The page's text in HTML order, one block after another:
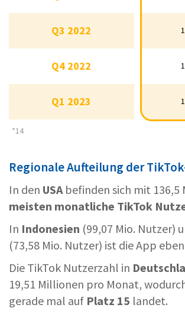
Q2 2022
Q3 2022
Q4 2022
Q3 2022
Q4 2022
Q1 2023
*14
Regionale Aufteilung der
In den USA befinden sich mit 136,5
meisten monatliche TikTok
In Indonesien (99,07 Mio. Nutzer)
(73,58 Mio. Nutzer) ist die App
Die TikTok Nutzerzahl in
19,51 Millionen pro Monat,
gerade mal auf Platz 15 landet.